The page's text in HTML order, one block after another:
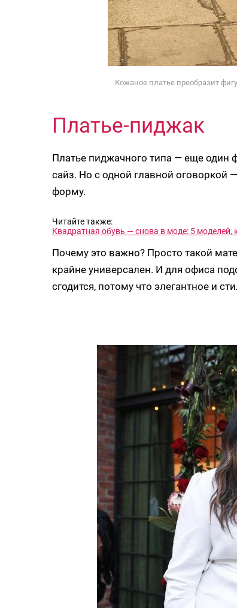
Кожаное платье преобразит
Платье-пиджак
Платье пиджачного типа — еще
сайз. Но с одной главной оговоркой
форму.
Читайте также:
Квадратная обувь — снова в моде: 5 моделей,
Почему это важно? Просто такой
крайне универсален. И для офиса
сгодится, потому что элегантное и